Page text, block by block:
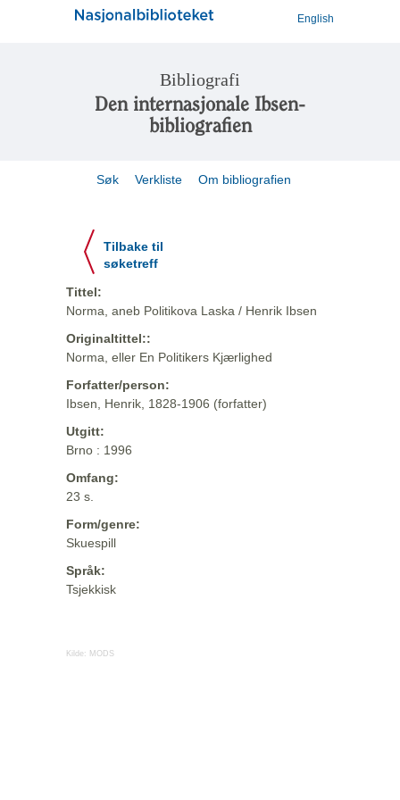
English
Bibliografi
Den internasjonale Ibsen-
bibliografien
Søk Verkliste Om bibliografien
Tilbake til
søketreff
Tittel:
Norma, aneb Politikova Laska / Henrik Ibsen
Originaltittel::
Norma, eller En Politikers Kjærlighed
Forfatter/person:
Ibsen, Henrik, 1828-1906 (forfatter)
Utgitt:
Brno : 1996
Omfang:
23 s.
Form/genre:
Skuespill
Språk:
Tsjekkisk
Kilde: MODS